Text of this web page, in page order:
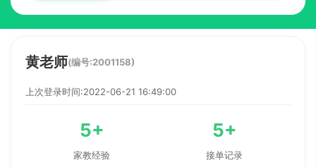
黄老师(编号:2001158)
上次登录时间:2022-06-21 16:49:00
5+
家教经验
5+
接单记录